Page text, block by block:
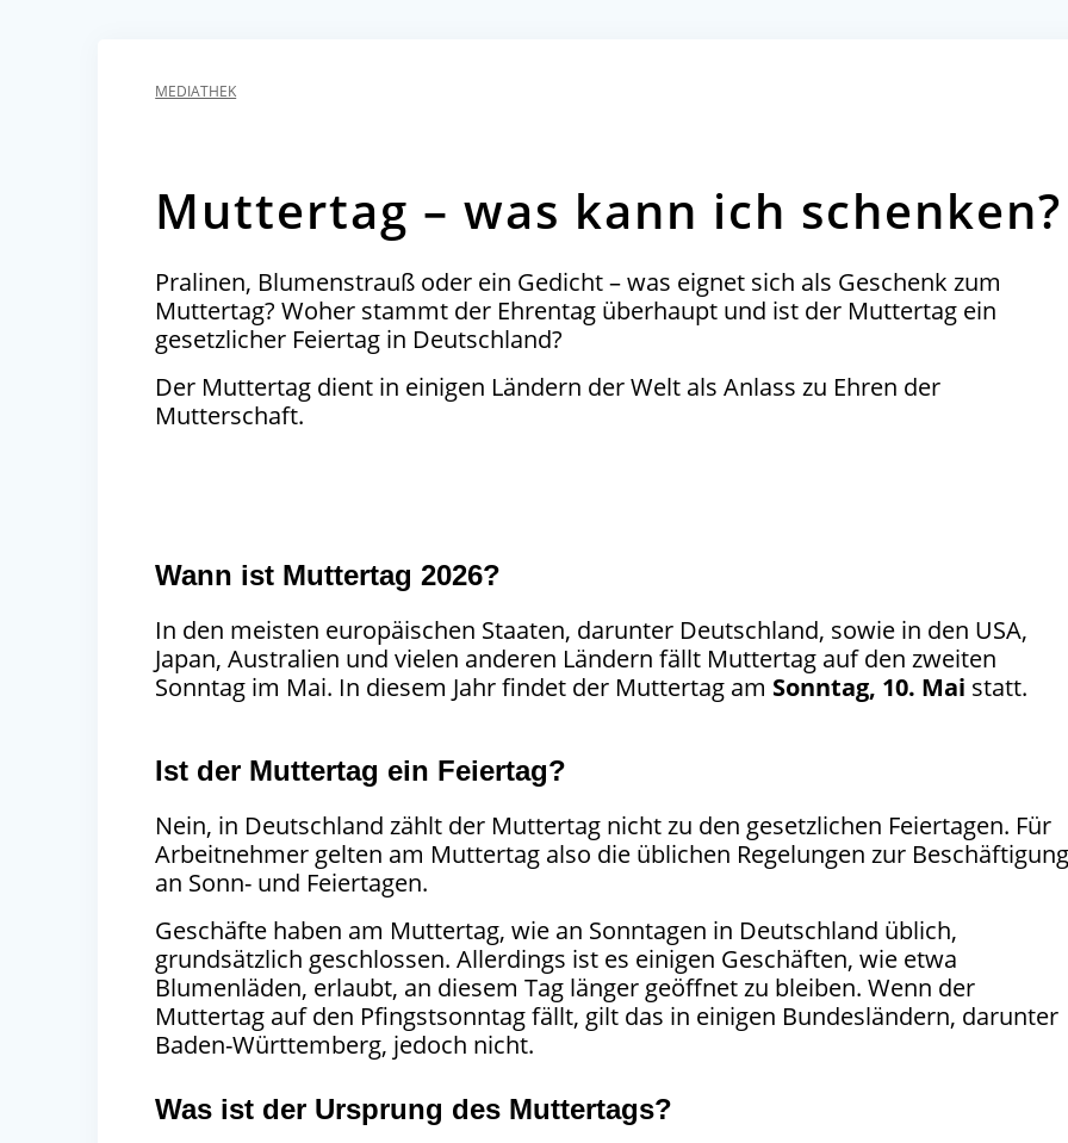
MEDIATHEK
Muttertag – was kann ich schenken?
Pralinen, Blumenstrauß oder ein Gedicht – was eignet sich als Geschenk zum
Muttertag? Woher stammt der Ehrentag überhaupt und ist der Muttertag ein
gesetzlicher Feiertag in Deutschland?
Der Muttertag dient in einigen Ländern der Welt als Anlass zu Ehren der
Mutterschaft.
Wann ist Muttertag 2026?
In den meisten europäischen Staaten, darunter Deutschland, sowie in den USA,
Japan, Australien und vielen anderen Ländern fällt Muttertag auf den zweiten
Sonntag im Mai. In diesem Jahr findet der Muttertag am Sonntag, 10. Mai statt.
Ist der Muttertag ein Feiertag?
Nein, in Deutschland zählt der Muttertag nicht zu den gesetzlichen Feiertagen. Für
Arbeitnehmer gelten am Muttertag also die üblichen Regelungen zur
an Sonn- und Feiertagen.
Geschäfte haben am Muttertag, wie an Sonntagen in Deutschland üblich,
grundsätzlich geschlossen. Allerdings ist es einigen Geschäften, wie etwa
Blumenläden, erlaubt, an diesem Tag länger geöffnet zu bleiben. Wenn der
Muttertag auf den Pfingstsonntag fällt, gilt das in einigen Bundesländern, darunter
Baden-Württemberg, jedoch nicht.
Was ist der Ursprung des Muttertags?